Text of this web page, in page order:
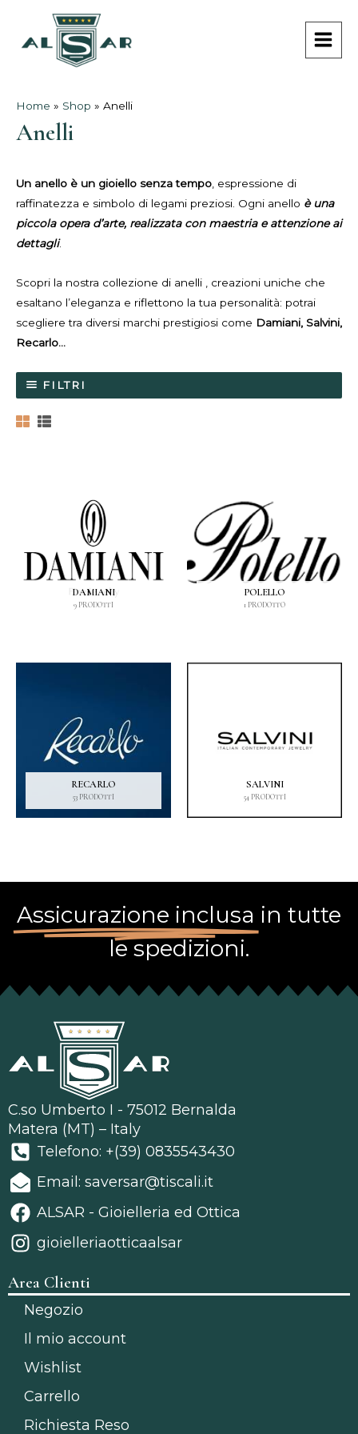
contenuto
Home » Shop » Anelli
Anelli
Un anello è un gioiello senza tempo , espressione di
raffinatezza e simbolo di legami preziosi. Ogni anello è una
piccola opera d’arte, realizzata con maestria e attenzione ai
dettagli.
Scopri la nostra collezione di anelli , creazioni uniche che
esaltano l’eleganza e riflettono la tua personalità: potrai
scegliere tra diversi marchi prestigiosi come Damiani, Salvini,
Recarlo…
FILTRI
DAMIANI
9 PRODOTTI
POLELLO
1 PRODOTTO
RECARLO
53 PRODOTTI
SALVINI
54 PRODOTTI
Assicurazione inclusa in tutte
le spedizioni.
C.so Umberto I - 75012 Bernalda
Matera (MT) – Italy
Telefono: +(39) 0835543430
Email: saversar@tiscali.it
ALSAR - Gioielleria ed Ottica
gioielleriaotticaalsar
Area Clienti
Negozio
Il mio account
Wishlist
Carrello
Richiesta Reso